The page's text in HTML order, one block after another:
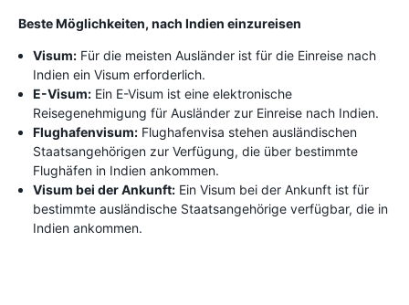
Beste Möglichkeiten, nach Indien einzureisen
Visum: Für die meisten Ausländer ist für die Einreise nach
Indien ein Visum erforderlich.
E-Visum: Ein E-Visum ist eine elektronische
Reisegenehmigung für Ausländer zur Einreise nach Indien.
Flughafenvisum: Flughafenvisa stehen ausländischen
Staatsangehörigen zur Verfügung, die über bestimmte
Flughäfen in Indien ankommen.
Visum bei der Ankunft: Ein Visum bei der Ankunft ist für
bestimmte ausländische Staatsangehörige verfügbar, die in
Indien ankommen.